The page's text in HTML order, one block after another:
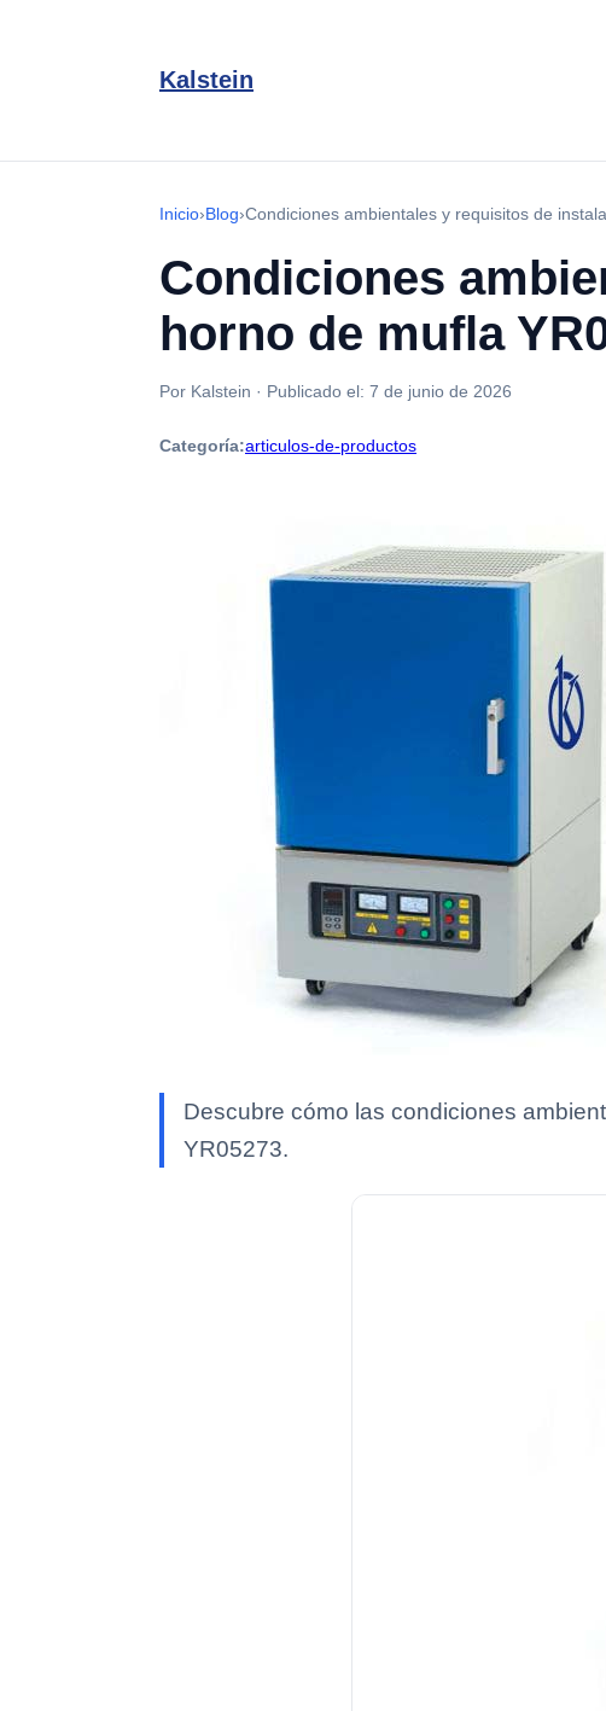
Kalstein
Inicio›Blog›Condiciones ambientales y requisitos de
Condiciones
horno de mufla
Por Kalstein · Publicado el: 7 de junio de 2026
Categoría:articulos-de-productos
Descubre cómo las condiciones
YR05273.